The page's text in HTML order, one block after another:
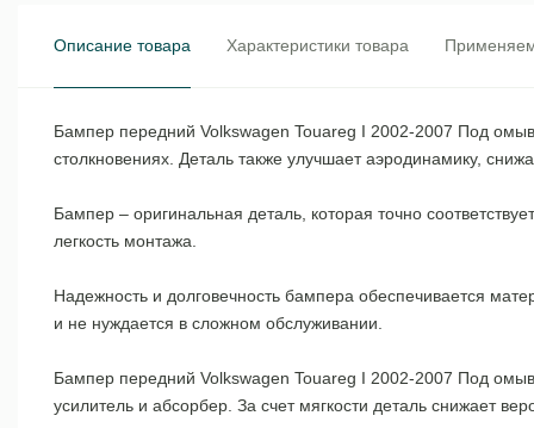
Описание товара Характеристики товара
Бампер передний Volkswagen Touareg I 2002-2007 Под
столкновениях. Деталь также улучшает аэродинамику,
Бампер – оригинальная деталь, которая точно
легкость монтажа.
Надежность и долговечность бампера обеспечивается
и не нуждается в сложном обслуживании.
Бампер передний Volkswagen Touareg I 2002-2007 Под
усилитель и абсорбер. За счет мягкости деталь снижает